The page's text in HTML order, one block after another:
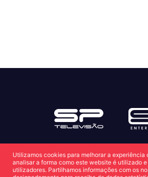
Utilizamos cookies para melhorar a
analisar a forma como este website é utilizado
utilizadores. Partilhamos informações com os